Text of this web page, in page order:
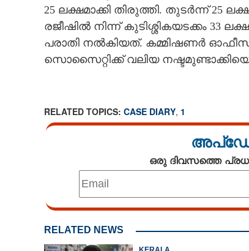
CARTOONS
LITERATURE
25 ലക്ഷമാക്കി തിരുത്തി. തുടർന്ന് 25
രജീഷിൽ നിന്ന് കുടിശ്ശികയടക്കം 33
പരാതി നൽകിയത്. കമ്മിഷണർ
സൊസൈറ്റിക്ക് വലിയ
RELATED TOPICS: CASE DIARY, 1
ഒരു ദിവസത്തെ
RELATED NEWS